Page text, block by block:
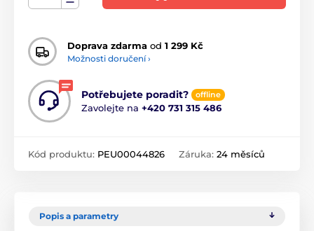
Doprava zdarma od 1 299 Kč
Možnosti doručení ›
Potřebujete poradit? offline
Zavolejte na +420 731 315 486
Kód produktu: PEU00044826 Záruka: 24 měsíců
Popis a parametry